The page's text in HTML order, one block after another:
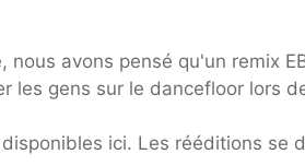
nous avons pensé qu'un remix
les gens sur le dancefloor lors
ici. Les rééditions se